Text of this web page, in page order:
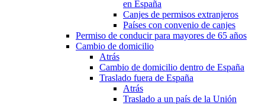
en España
Canjes de permisos extranjeros
Países con convenio de canjes
Permiso de conducir para mayores de 65 años
Cambio de domicilio
Atrás
Cambio de domicilio dentro de España
Traslado fuera de España
Atrás
Traslado a un país de la Unión